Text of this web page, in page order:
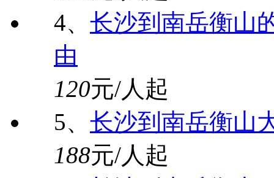
4、 长沙到南岳衡山
由
120元/人起
5、 长沙到南岳衡山
188元/人起